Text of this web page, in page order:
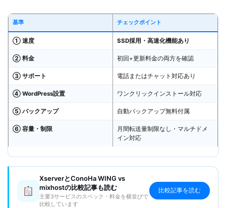
基準 チェックポイント
① 速度 SSD採用・高速化機能あり
② 料金 初回+更新料金の両方を確認
③ サポート 電話またはチャット対応あり
④ WordPress設置 ワンクリックインストール対応
⑤ バックアップ 自動バックアップ無料付属
⑥ 容量・制限
月間転送量制限なし・マルチドメ
イン対応
XserverとConoHa WING vs
mixhostの比較記事も読む
主要3サービスのスペック・料金を横並びで
比較しています
比較記事を読む